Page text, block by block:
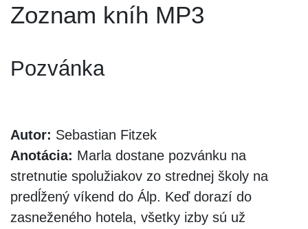
Zoznam kníh MP3
Pozvánka
Autor: Sebastian Fitzek
Anotácia: Marla dostane pozvánku na
stretnutie spolužiakov zo strednej školy na
predĺžený víkend do Álp. Keď dorazí do
zasneženého hotela, všetky izby sú už